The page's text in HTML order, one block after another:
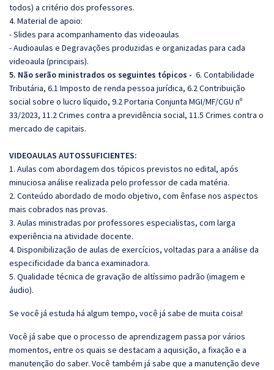
todos) a critério dos professores.
4. Material de apoio:
- Slides para acompanhamento das videoaulas
- Audioaulas e Degravações produzidas e organizadas para cada
videoaula (principais).
5. Não serão ministrados os seguintes tópicos - 6. Contabilidade
Tributária, 6.1 Imposto de renda pessoa jurídica, 6.2 Contribuição
social sobre o lucro líquido, 9.2 Portaria Conjunta MGI/MF/CGU nº
33/2023, 11.2 Crimes contra a previdência social, 11.5 Crimes contra o
mercado de capitais.
VIDEOAULAS AUTOSSUFICIENTES:
1. Aulas com abordagem dos tópicos previstos no edital, após
minuciosa análise realizada pelo professor de cada matéria.
2. Conteúdo abordado de modo objetivo, com ênfase nos aspectos
mais cobrados nas provas.
3. Aulas ministradas por professores especialistas, com larga
experiência na atividade docente.
4. Disponibilização de aulas de exercícios, voltadas para a análise da
especificidade da banca examinadora.
5. Qualidade técnica de gravação de altíssimo padrão (imagem e
áudio).
Se você já estuda há algum tempo, você já sabe de muita coisa!
Você já sabe que o processo de aprendizagem passa por vários
momentos, entre os quais se destacam a aquisição, a fixação e a
manutenção do saber. Você também já sabe que a manutenção deve